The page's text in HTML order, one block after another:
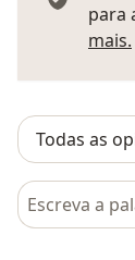
para
mais.
Pesquisar em